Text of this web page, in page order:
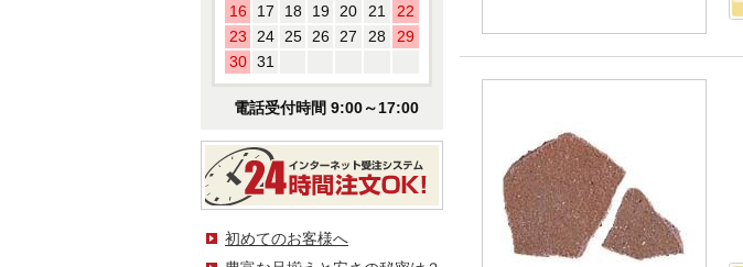
16
17 18 19 20 21
22
23
24 25 26 27 28
29
30 31
電話受付時間 9:00～17:00
初めてのお客様へ